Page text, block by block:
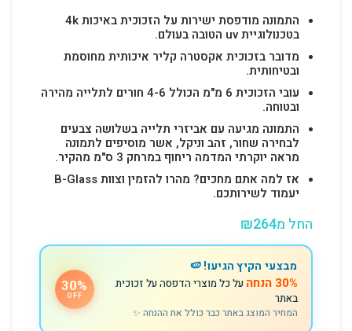
התמונה מודפסת ישירות על הזכוכית באיכות 4k
בטכנולוגיית uv הטובה בעולם.
מדובר בזכוכית אקסטרה קליר איכותית מחוסמת
ובטיחותית.
עובי הזכוכית 6 מ"מ הכולל 4-6 חורים לתלייה מהירה
ובטוחה.
התמונה מגיעה עם אביזרי תלייה בשלושה צבעים
לבחירה שחור, זהב וניקל, אשר מוסיפים לתמונה
מראה יוקרתי המדמה ריחוף במרחק 3 ס"מ מהקיר.
אז למה אתם מחכים? מהרו להזמין וצוות B-Glass
יעמוד לשירותכם.
החל מ ₪264
מבצעי הקיץ הגיעו! 🍉
30% הנחה
על כל מוצרי הדפסה על זכוכית
באתר
המחיר המוצג באתר כבר כולל את ההנחה ✨
30%
OFF